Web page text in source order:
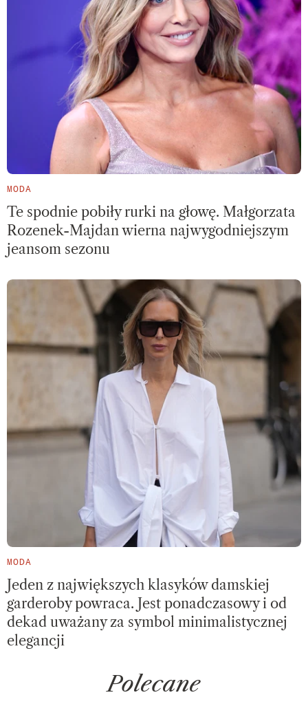
MODA
Te spodnie pobiły rurki na głowę. Małgorzata
Rozenek-Majdan wierna najwygodniejszym
jeansom sezonu
MODA
Jeden z największych klasyków damskiej
garderoby powraca. Jest ponadczasowy i od
dekad uważany za symbol minimalistycznej
elegancji
Polecane